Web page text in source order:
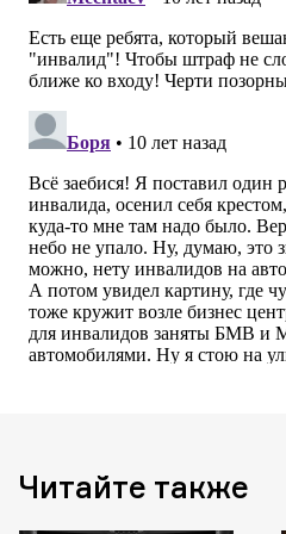
Читайте также